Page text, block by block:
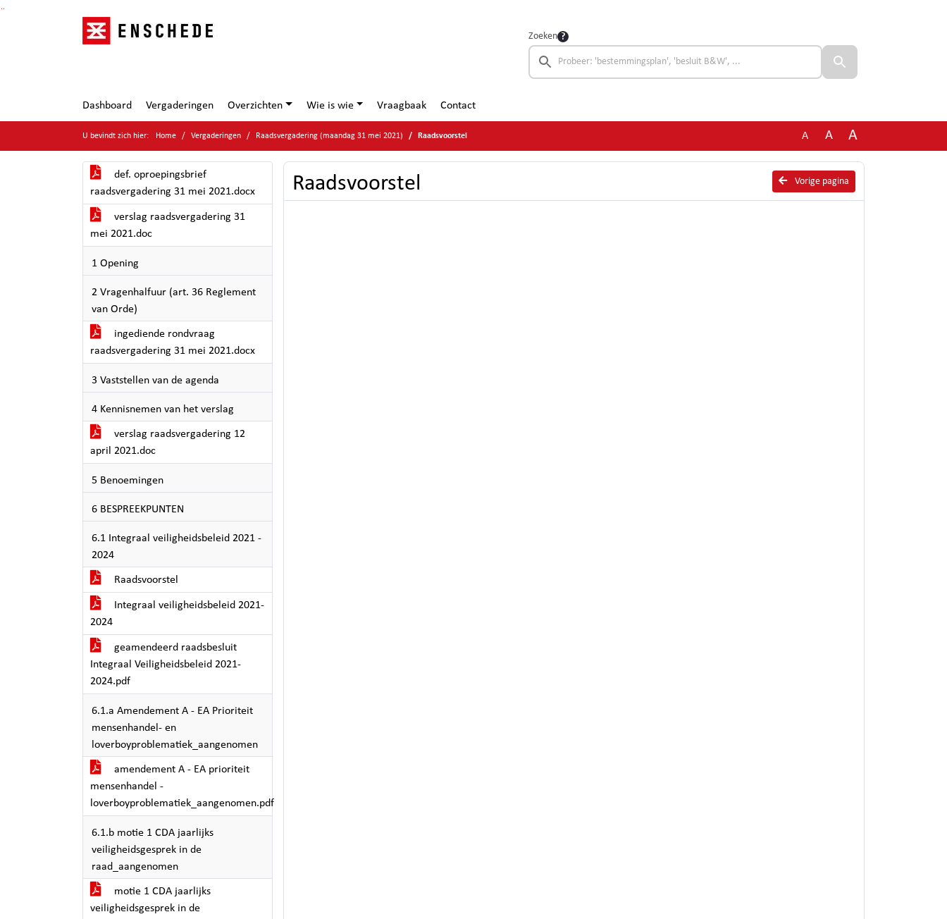
Ga naar de inhoud van deze pagina
Ga naar het zoeken
Ga naar het menu
Zoeken
Dashboard Vergaderingen Overzichten Wie is wie Vraagbaak Contact
U bevindt zich hier: Home Vergaderingen Raadsvergadering (maandag 31 mei 2021) Raadsvoorstel A A A
def. oproepingsbrief
raadsvergadering 31 mei 2021.docx
verslag raadsvergadering 31
mei 2021.doc
1 Opening
2 Vragenhalfuur (art. 36 Reglement
van Orde)
ingediende rondvraag
raadsvergadering 31 mei 2021.docx
3 Vaststellen van de agenda
4 Kennisnemen van het verslag
verslag raadsvergadering 12
april 2021.doc
5 Benoemingen
6 BESPREEKPUNTEN
6.1 Integraal veiligheidsbeleid 2021 -
2024
Raadsvoorstel
Integraal veiligheidsbeleid 2021-
2024
geamendeerd raadsbesluit
Integraal Veiligheidsbeleid 2021-
2024.pdf
6.1.a Amendement A - EA Prioriteit
mensenhandel- en
loverboyproblematiek_aangenomen
amendement A - EA prioriteit
mensenhandel -
loverboyproblematiek_aangenomen.pdf
6.1.b motie 1 CDA jaarlijks
veiligheidsgesprek in de
raad_aangenomen
motie 1 CDA jaarlijks
veiligheidsgesprek in de
Vorige pagina
Raadsvoorstel